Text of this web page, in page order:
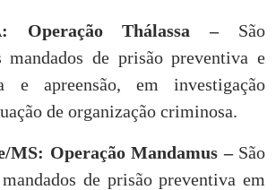
Operação Thálassa –São
mandados de prisão preventiva e
e apreensão, em investigação
de organização criminosa.
MS: Operação Mandamus –São
de prisão preventiva em